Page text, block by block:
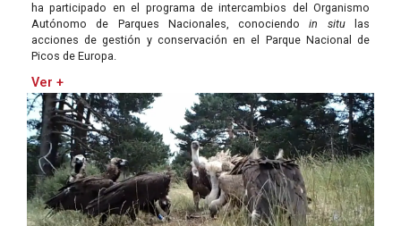
ha participado en el programa de intercambios del Organismo
Autónomo de Parques Nacionales, conociendoin situlas
acciones de gestión y conservación en el Parque Nacional de
Picos de Europa.
Ver +